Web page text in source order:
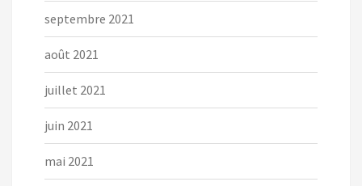
septembre 2021
août 2021
juillet 2021
juin 2021
mai 2021